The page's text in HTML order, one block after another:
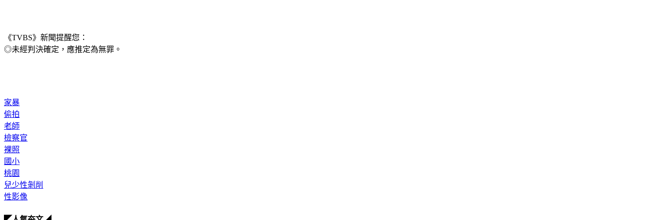
《TVBS》新聞提醒您：
◎未經判決確定，應推定為無罪。
家暴
偷拍
老師
檢察官
裸照
國小
桃園
兒少性剝削
性影像